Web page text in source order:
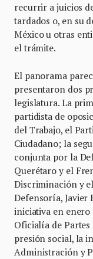
recurrir a juicios
tardados o, en su
México u otras
el trámite.
El panorama
presentaron dos
legislatura. La
partidista de
del Trabajo, el
Ciudadano; la
conjunta por la
Querétaro y el
Discriminación y
Defensoría, Javier
iniciativa en enero
Oficialía de
presión social, la
Administración y